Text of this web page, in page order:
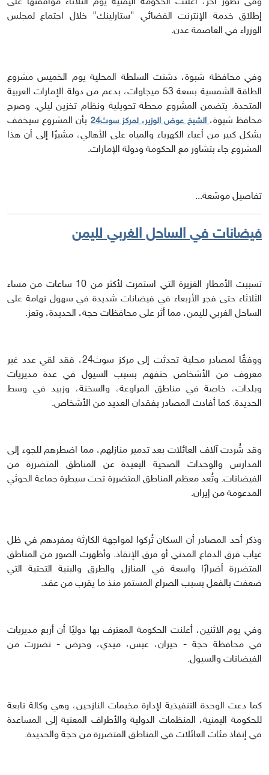
إطلاق خدمة الإنترنت الفضائي "ستارلينك" خلال اجتماع لمجلس
الوزراء في العاصمة عدن.
وفي محافظة شبوة، دشنت السلطة المحلية يوم الخميس مشروع
الطاقة الشمسية بسعة 53 ميجاوات، بدعم من دولة الإمارات العربية
المتحدة. يتضمن المشروع محطة تحويلية ونظام تخزين ليلي. وصرح
محافظ شبوة، الشيخ عوض الوزير، لمركز سوث24
بأن المشروع سيخفف
بشكل كبير من أعباء الكهرباء والمياه على الأهالي، مشيرًا إلى أن هذا
المشروع جاء بتشاور مع الحكومة ودولة الإمارات.
تفاصيل موسّعة...
فيضانات في الساحل الغربي لليمن
تسببت الأمطار الغزيرة التي استمرت لأكثر من 10 ساعات من مساء
الثلاثاء حتى فجر الأربعاء في فيضانات شديدة في سهول تهامة على
الساحل الغربي لليمن، مما أثر على محافظات حجة، الحديدة، وتعز.
ووفقًا لمصادر محلية تحدثت إلى مركز سوث24، فقد لقي عدد غير
معروف من الأشخاص حتفهم بسبب السيول في عدة مديريات
وبلدات، خاصة في مناطق المراوعة، والسخنة، وزبيد في وسط
الحديدة. كما أفادت المصادر بفقدان العديد من الأشخاص.
وقد شُردت آلاف العائلات بعد تدمير منازلهم، مما اضطرهم للجوء إلى
المدارس والوحدات الصحية البعيدة عن المناطق المتضررة من
الفيضانات. وتُعد معظم المناطق المتضررة تحت سيطرة جماعة الحوثي
المدعومة من إيران.
وذكر أحد المصادر أن السكان تُركوا لمواجهة الكارثة بمفردهم في ظل
غياب فرق الدفاع المدني أو فرق الإنقاذ. وأظهرت الصور من المناطق
المتضررة أضرارًا واسعة في المنازل والطرق والبنية التحتية التي
ضعفت بالفعل بسبب الصراع المستمر منذ ما يقرب من عقد.
وفي يوم الاثنين، أعلنت الحكومة المعترف بها دوليًا أن أربع مديريات
في محافظة حجة - حيران، عبس، ميدي، وحرض - تضررت من
الفيضانات والسيول.
كما دعت الوحدة التنفيذية لإدارة مخيمات النازحين، وهي وكالة تابعة
للحكومة اليمنية، المنظمات الدولية والأطراف المعنية إلى المساعدة
في إنقاذ مئات العائلات في المناطق المتضررة من حجة والحديدة.